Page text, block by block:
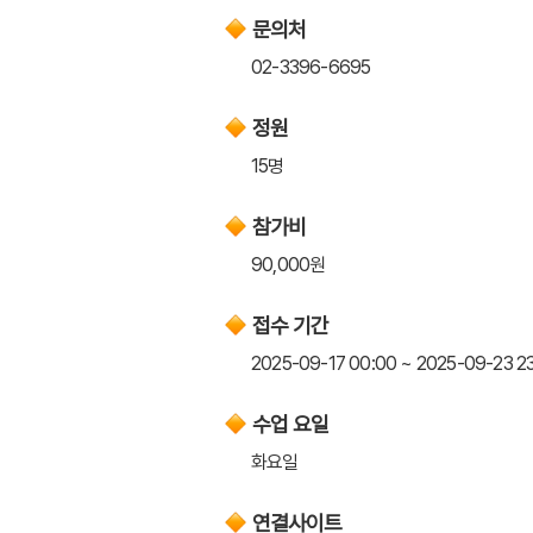
문의처
02-3396-6695
정원
15명
참가비
90,000원
접수 기간
2025-09-17 00:00 ~ 2025-09-23
수업 요일
화요일
연결사이트